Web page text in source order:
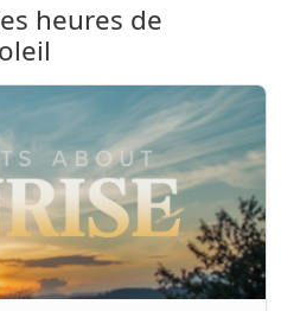
heures de